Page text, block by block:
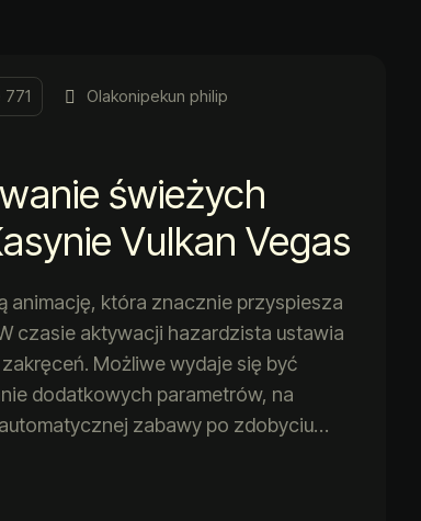
Olakonipekun philip
świeżych
Vulkan Vegas
animację, która znacznie przyspiesza
czasie aktywacji hazardzista ustawia
Możliwe wydaje się być
dodatkowych parametrów, na
zabawy po zdobyciu…